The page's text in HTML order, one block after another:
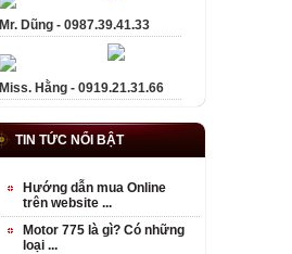
Mr. Dũng - 0987.39.41.33
Miss. Hằng - 0919.21.31.66
TIN TỨC NỔI BẬT
Hướng dẫn mua Online
trên website ...
Motor 775 là gì? Có những
loại ...